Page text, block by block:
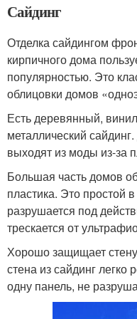
Сайдинг
Отделка сайдингом
кирпичного дома
популярностью. Это
облицовки домов
Есть деревянный,
металлический
выходят из моды из-за
Большая часть домов
пластика. Это простой
разрушается под
трескается от
Хорошо защищает
стена из сайдинг
одну панель, не